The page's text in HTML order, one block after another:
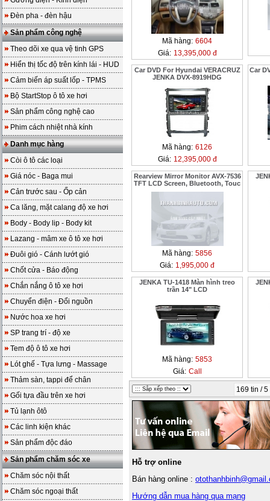
Đèn pha - đèn hậu
Sản phẩm công nghệ
Theo dõi xe qua vệ tinh GPS
Hiển thị tốc độ trên kính lái - HUD
Cảm biến áp suất lốp - TPMS
Bộ StartStop ô tô xe hơi
Sản phẩm công nghệ cao
Phim cách nhiệt nhà kính
Danh mục hàng
Còi ô tô các loại
Giá nóc - Baga mui
Cản trước sau - Ốp cản
Ca lăng, mặt calang độ xe hơi
Body - Body lip - Body kit
Lazang - mâm xe ô tô xe hơi
Đuôi gió - Cánh lướt gió
Chốt cửa - Báo động
Chắn nắng ô tô xe hơi
Chuyển điện - Đổi nguồn
Nước hoa xe hơi
SP trang trí - độ xe
Tem độ ô tô xe hơi
Lót ghế - Tựa lưng - Massage
Thảm sàn, tappi để chân
Gối tựa đầu trên xe hơi
Tủ lạnh ôtô
Các linh kiện khác
Sản phẩm độc đáo
Sản phẩm chăm sóc xe
Chăm sóc nội thất
Chăm sóc ngoại thất
Mã hàng: 6604
Giá: 13,395,000 đ
Car DVD For Hyundai VERACRUZ
JENKA DVX-8919HDG
Mã hàng: 6126
Giá: 12,395,000 đ
Car
Rearview Mirror Monitor AVX-7536
TFT LCD Screen, Bluetooth, Touc
Mã hàng: 5856
Giá: 1,995,000 đ
JENKA TU-1418 Màn hình treo
trần 14" LCD
Mã hàng: 5853
Giá: Call
169 tin /
Hỗ trợ online
Bán hàng online :
Hướng dẫn mua hàng qua mạng